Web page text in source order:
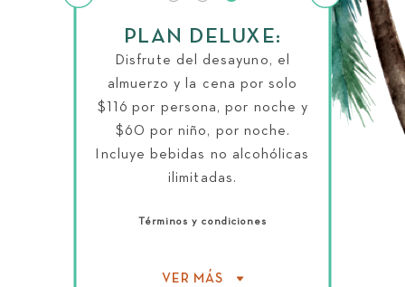
PLAN DELUXE:
Disfrute del desayuno, el
almuerzo y la cena por solo
$116 por persona, por noche y
$60 por niño, por noche.
Incluye bebidas no alcohólicas
ilimitadas.
Términos y condiciones
VER MÁS